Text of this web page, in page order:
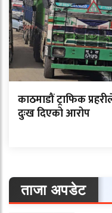
काठमाडौं ट्राफिक
दुःख दिएको आरोप
ताजा अपडेट